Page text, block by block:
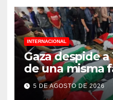
INTERNACIONAL
Gaza despide a
de una misma
asesinados
genocidio
5 DE AGOSTO DE 2026